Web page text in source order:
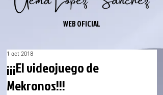
WEB OFICIAL
¡¡¡El videojuego de
Mekronos!!!
1 oct 2018